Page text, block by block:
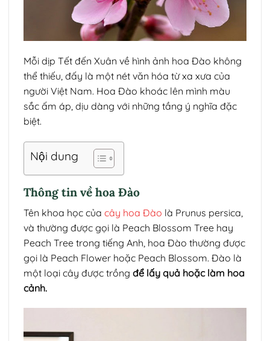
Mỗi dịp Tết đến Xuân về hình ảnh hoa Đào không
thể thiếu, đấy là một nét văn hóa từ xa xưa của
người Việt Nam. Hoa Đào khoác lên mình màu
sắc ấm áp, dịu dàng với những tầng ý nghĩa đặc
biệt.
Nội dung
Thông tin về hoa Đào
Tên khoa học của cây hoa Đào là Prunus persica,
và thường được gọi là Peach Blossom Tree hay
Peach Tree trong tiếng Anh, hoa Đào thường được
gọi là Peach Flower hoặc Peach Blossom. Đào là
một loại cây được trồng để lấy quả hoặc làm hoa
cảnh.